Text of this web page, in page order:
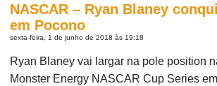
NASCAR – Ryan Blaney
em Pocono
sexta-feira, 1 de junho de 2018 às 19:18
Ryan Blaney vai largar na pole position
Monster Energy NASCAR Cup Series